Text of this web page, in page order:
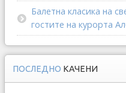
Балетна класика на
гостите на курорта
ПОСЛЕДНО КАЧЕНИ